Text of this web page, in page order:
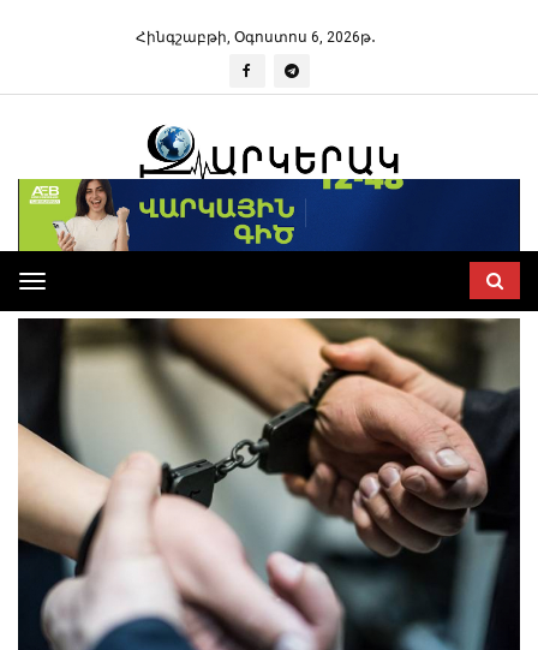
Հինգշաբթի, Օգոստոս 6, 2026թ․
Toggle
navigation